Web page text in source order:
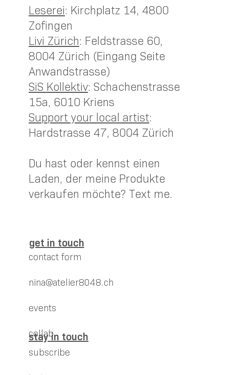
Leserei: Kirchplatz 14, 4800
Zofingen
Livi Zürich: Feldstrasse 60,
8004 Zürich (Eingang Seite
Anwandstrasse)
SiS Kollektiv: Schachenstrasse
15a, 6010 Kriens
Support your local artist:
Hardstrasse 47, 8004 Zürich
Du hast oder kennst einen
Laden, der meine Produkte
verkaufen möchte? Text me.
stay in touch
subscribe
get in touch
contact form
nina@atelier8048.ch
events
collab